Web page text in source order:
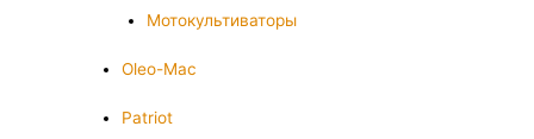
Мотокультиваторы
Oleo-Mac
Patriot